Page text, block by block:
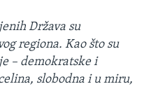
Država su
regiona. Kao što su
– demokratske i
slobodna i u miru,